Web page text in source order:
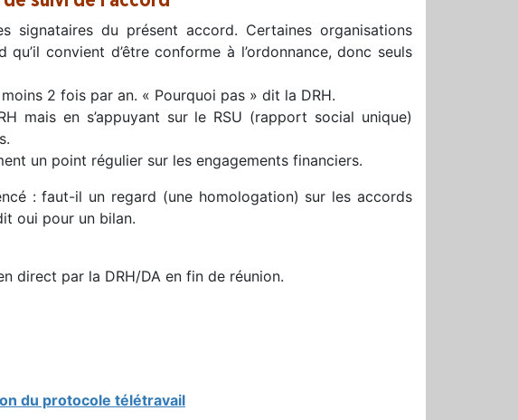
du présent accord. Certaines organisations
convient d’être conforme à l’ordonnance, donc seuls
2 fois par an. « Pourquoi pas » dit la DRH.
mais en s’appuyant sur le RSU (rapport social unique)
un point régulier sur les engagements financiers.
: faut-il un regard (une homologation) sur les accords
oui pour un bilan.
direct par la DRH/DA en fin de réunion.
du protocole télétravail